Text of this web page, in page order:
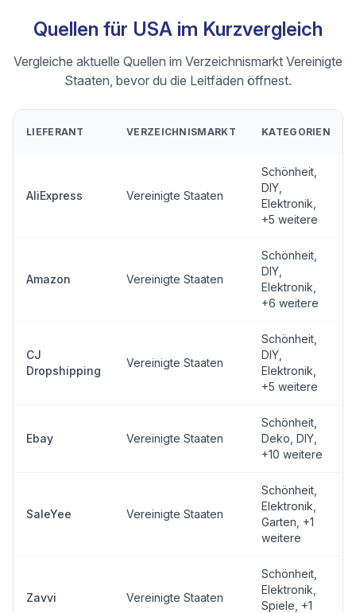
Quellen für USA im Kurzvergleich
Vergleiche aktuelle Quellen im Verzeichnismarkt Vereinigte
Staaten, bevor du die Leitfäden öffnest.
LIEFERANT VERZEICHNISMARKT KATEGORIEN
AliExpress Vereinigte Staaten
Schönheit,
DIY,
Elektronik
+5 weitere
Amazon Vereinigte Staaten
Schönheit,
DIY,
Elektronik
+6 weitere
CJ
Dropshipping
Vereinigte Staaten
Schönheit,
DIY,
Elektronik
+5 weitere
Ebay Vereinigte Staaten
Schönheit,
Deko, DIY
+10 weitere
SaleYee Vereinigte Staaten
Schönheit,
Elektronik,
Garten , +1
weitere
Zavvi Vereinigte Staaten
Schönheit,
Elektronik,
Spiele , +1